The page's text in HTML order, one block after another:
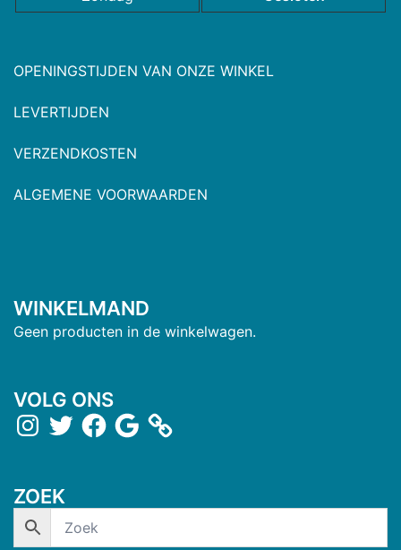
OPENINGSTIJDEN VAN ONZE WINKEL
LEVERTIJDEN
VERZENDKOSTEN
ALGEMENE VOORWAARDEN
WINKELMAND
Geen producten in de winkelwagen.
VOLG ONS
ZOEK